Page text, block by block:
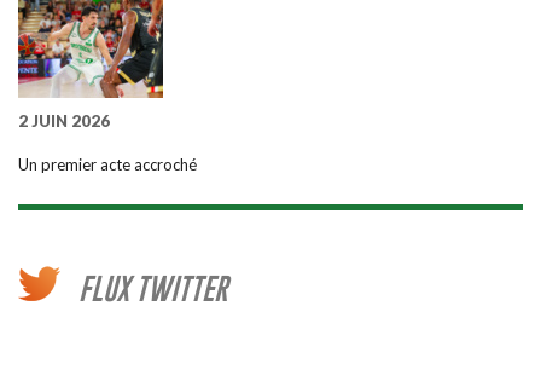
2 JUIN 2026
Un premier acte accroché
FLUX TWITTER